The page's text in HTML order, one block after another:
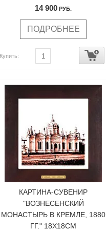
14 900 РУБ.
ПОДРОБНЕЕ
Купить:
КАРТИНА-СУВЕНИР
"ВОЗНЕСЕНСКИЙ
МОНАСТЫРЬ В КРЕМЛЕ, 1880
ГГ." 18Х18СМ